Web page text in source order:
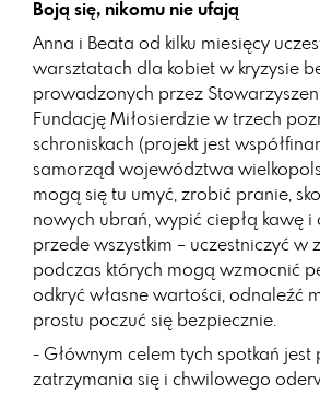
Boją się, nikomu nie ufają
Anna i Beata od kilku miesięcy
warsztatach dla kobiet w kryzysie
prowadzonych przez
Fundację Miłosierdzie w trzech
schroniskach (projekt jest
samorząd województwa
mogą się tu umyć, zrobić pranie,
nowych ubrań, wypić ciepłą kawę i
przede wszystkim – uczestniczyć w
podczas których mogą wzmocnić
odkryć własne wartości, odnaleźć
prostu poczuć się bezpiecznie.
- Głównym celem tych spotkań jest
zatrzymania się i chwilowego